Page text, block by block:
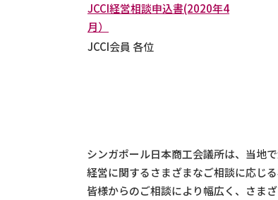
JCCI経営相談申込書(2020年4
月）
JCCI会員 各位
シンガポール日本商工会議所は、当地
経営に関するさまざまなご相談に応じ
皆様からのご相談により幅広く、さま